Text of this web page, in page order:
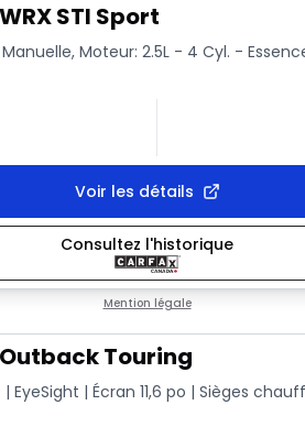
STI Sport
Moteur: 2.5L - 4 Cyl. -
Voir les détails
Consultez l'historique
Mention légale
Touring
EyeSight | Écran 11,6 po | Sièges